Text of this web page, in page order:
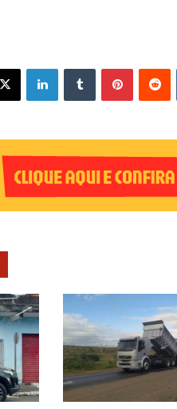
X Linkedin